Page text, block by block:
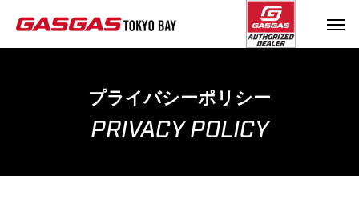
プライバシーポリシー
PRIVACY POLICY